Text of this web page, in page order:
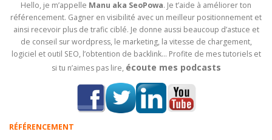
Hello, je m’appelle Manu aka SeoPowa. Je t’aide à améliorer ton
référencement. Gagner en visibilité avec un meilleur positionnement et
ainsi recevoir plus de trafic ciblé. Je donne aussi beaucoup d’astuce et
de conseil sur wordpress, le marketing, la vitesse de chargement,
logiciel et outil SEO, l’obtention de backlink… Profite de mes tutoriels et
si tu n’aimes pas lire, écoute mes podcasts
RÉFÉRENCEMENT